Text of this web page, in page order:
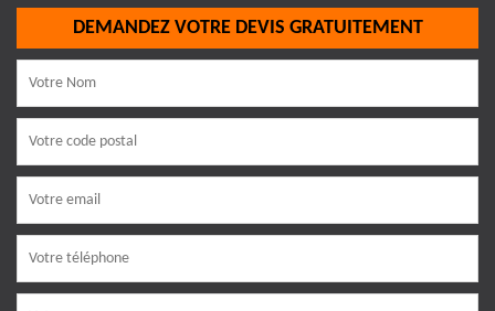
DEMANDEZ VOTRE DEVIS GRATUITEMENT